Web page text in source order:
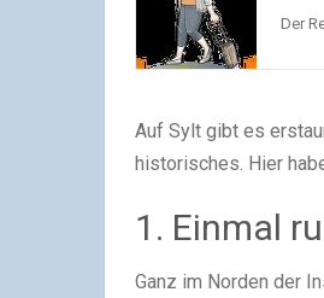
Der
Auf Sylt gibt es
historisches. Hier
1. Einmal
Ganz im Norden der